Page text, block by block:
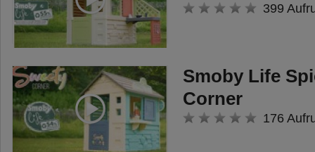
399
Smoby Life
Corner
176